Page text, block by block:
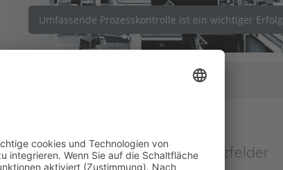
Umfassende Prozesskontrolle ist ein wichtiger
Kompetenzfelder